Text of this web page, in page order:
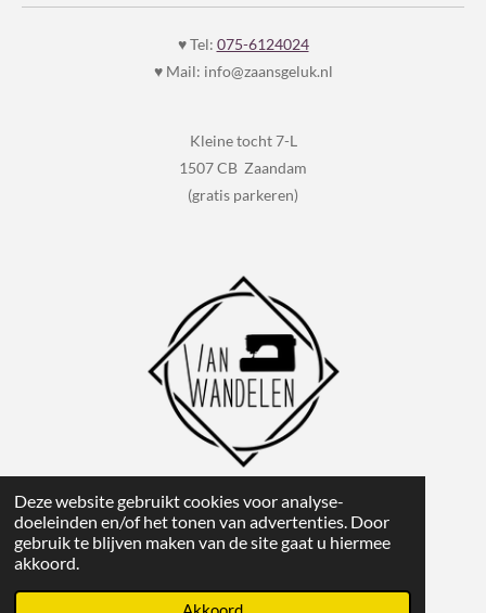
Deze website gebruikt cookies voor analyse-
doeleinden en/of het tonen van advertenties. Door
gebruik te blijven maken van de site gaat u hiermee
akkoord.
k
a
♥ Tel: 075-6124024
♥ Mail: info@zaansgeluk.nl
Kleine tocht 7-L
1507 CB Zaandam
(gratis parkeren)
R
a
t
i
1
s
t
2
s
t
3
s
t
4
s
t
5
s
t
S
t
e
m
Powered byJouwWeb